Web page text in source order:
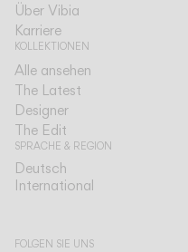
Über Vibia
Karriere
KOLLEKTIONEN
Alle ansehen
The Latest
Designer
The Edit
SPRACHE & REGION
Deutsch
International
FOLGEN SIE UNS